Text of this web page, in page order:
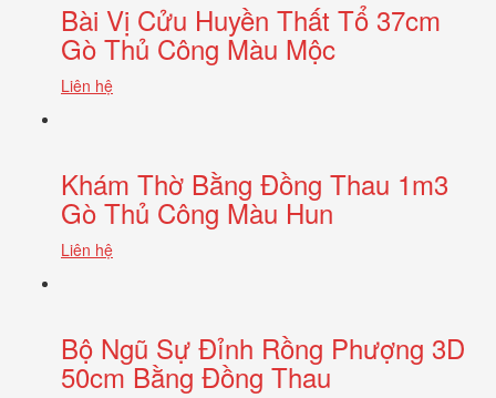
Bài Vị Cửu Huyền Thất Tổ 37cm
Gò Thủ Công Màu Mộc
Liên hệ
Khám Thờ Bằng Đồng Thau 1m3
Gò Thủ Công Màu Hun
Liên hệ
Bộ Ngũ Sự Đỉnh Rồng Phượng 3D
50cm Bằng Đồng Thau